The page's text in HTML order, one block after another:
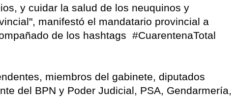
y cuidar la salud de los neuquinos y
manifestó el mandatario provincial a
de los hashtags #CuarentenaTotal
miembros del gabinete, diputados
del BPN y Poder Judicial, PSA, Gendarmería,